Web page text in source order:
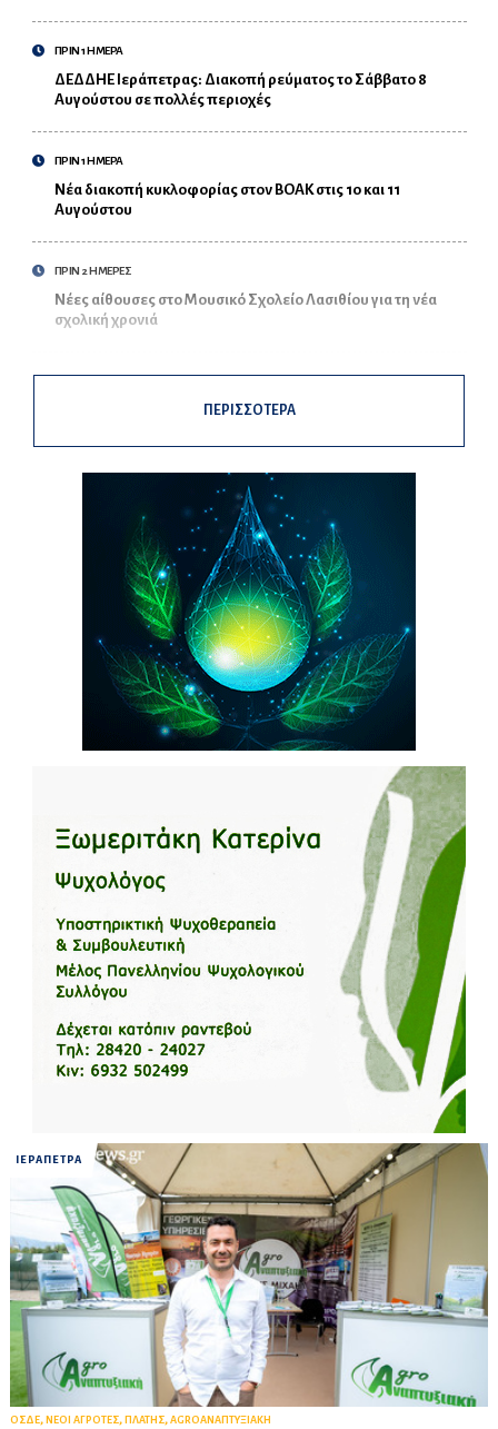
ΠΡΙΝ 1 ΗΜΕΡΑ
ΔΕΔΔΗΕ Ιεράπετρας: Διακοπή ρεύματος το Σάββατο 8
Αυγούστου σε πολλές περιοχές
ΠΡΙΝ 1 ΗΜΕΡΑ
Νέα διακοπή κυκλοφορίας στον ΒΟΑΚ στις 10 και 11
Αυγούστου
ΠΡΙΝ 2 ΗΜΕΡΕΣ
Νέες αίθουσες στο Μουσικό Σχολείο Λασιθίου για τη νέα
σχολική χρονιά
ΠΕΡΙΣΣΟΤΕΡΑ
ΙΕΡΑΠΕΤΡΑ
ΟΣΔΕ, ΝΕΟΙ ΑΓΡΟΤΕΣ, ΠΛΑΤΗΣ, AGROΑΝΑΠΤΥΞΙΑΚΗ